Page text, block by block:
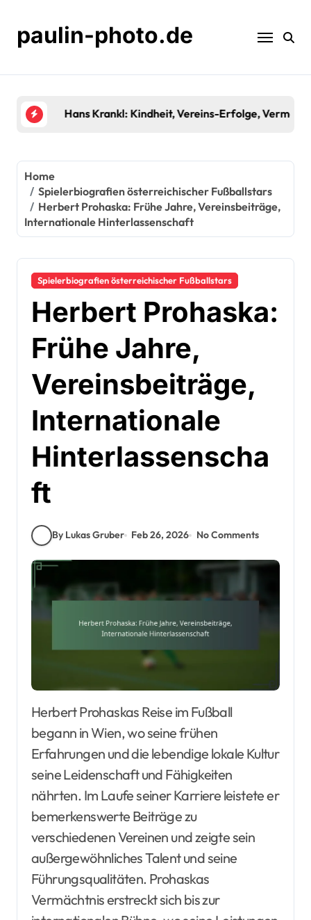
contentpaulin-photo.de
Hans Krankl: Kindheit, Vereins-Erfolge,
Home
Spielerbiografien österreichischer Fußballstars
Herbert Prohaska: Frühe Jahre, Vereinsbeiträge,
Internationale Hinterlassenschaft
Spielerbiografien österreichischer Fußballstars
Herbert Prohaska:
Frühe Jahre,
Vereinsbeiträge,
Internationale
Hinterlassenscha
ft
By Lukas Gruber Feb 26, 2026 No Comments
Herbert Prohaskas Reise im Fußball
begann in Wien, wo seine frühen
Erfahrungen und die lebendige lokale Kultur
seine Leidenschaft und Fähigkeiten
nährten. Im Laufe seiner Karriere leistete er
bemerkenswerte Beiträge zu
verschiedenen Vereinen und zeigte sein
außergewöhnliches Talent und seine
Führungsqualitäten. Prohaskas
Vermächtnis erstreckt sich bis zur